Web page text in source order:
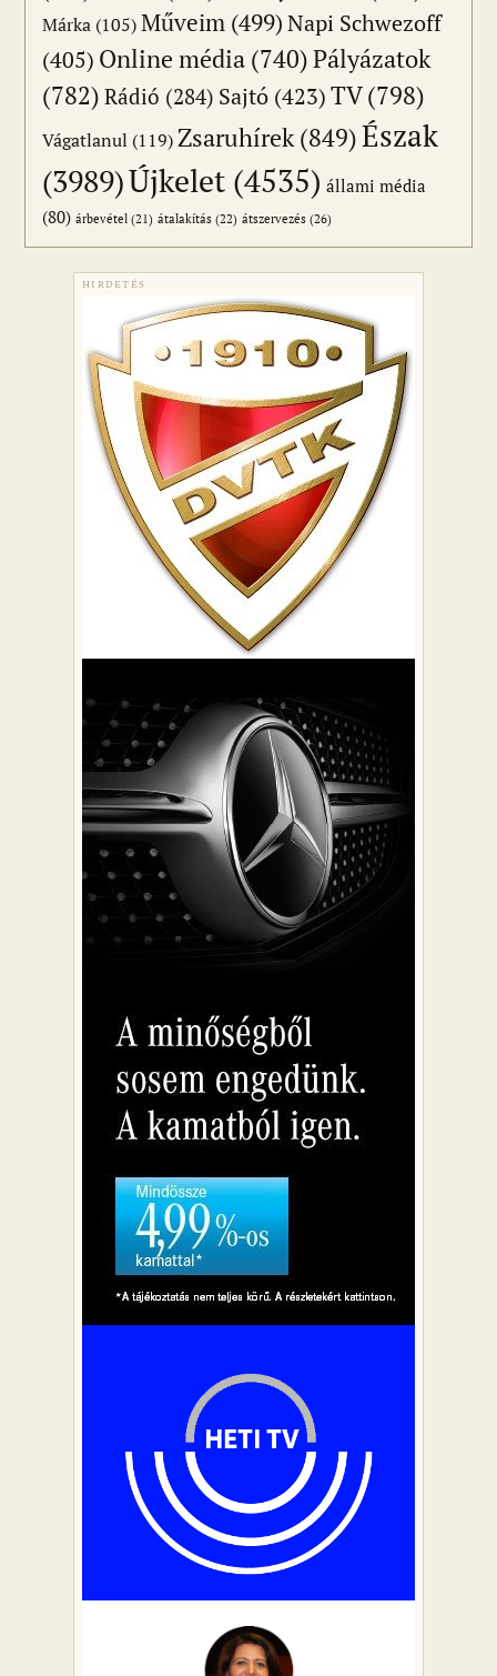
Márka (105) Műveim (499)Napi Schwezoff
(405) Online média (740)Pályázatok
(782) Rádió (284) Sajtó (423)TV(798)
Vágatlanul (119) Zsaruhírek (849)Észak
(3989)Újkelet (4535) állami média
(80) árbevétel (21) átalakítás (22) átszervezés (26)
HIRDETÉS